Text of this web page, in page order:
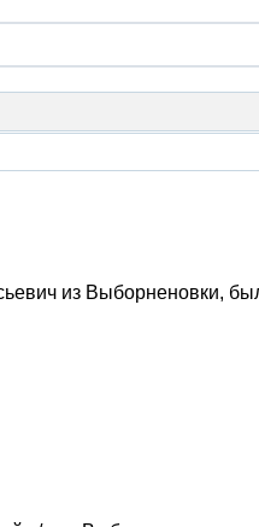
из Выборненовки,